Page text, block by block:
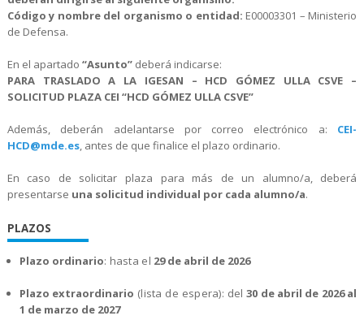
Código y nombre del organismo o entidad: E00003301 – Ministerio
de Defensa.
En el apartado “Asunto”deberá indicarse:
PARA TRASLADO A LA IGESAN – HCD GÓMEZ ULLA CSVE –
SOLICITUD PLAZA CEI “HCD GÓMEZ ULLA CSVE”
Además, deberán adelantarse por correo electrónico a: CEI-
HCD@mde.es, antes de que finalice el plazo ordinario.
En caso de solicitar plaza para más de un alumno/a, deberá
presentarse una solicitud individual por cada alumno/a.
PLAZOS
Plazo ordinario: hasta el 29 de abril de 2026
Plazo extraordinario (lista de espera): del30 de abril de 2026 al
1 de marzo de 2027